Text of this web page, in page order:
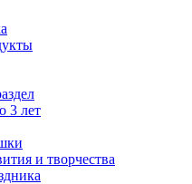
3 лет
и творчества